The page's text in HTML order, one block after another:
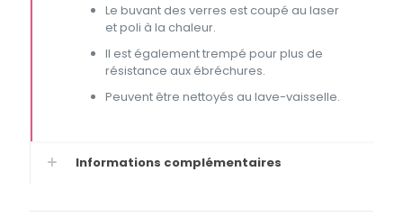
Le buvant des verres est coupé au laser
et poli à la chaleur.
Il est également trempé pour plus de
résistance aux ébréchures.
Peuvent être nettoyés au lave-vaisselle.
Informations complémentaires